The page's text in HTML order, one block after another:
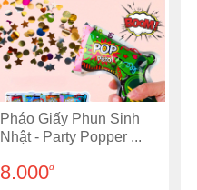
Pháo Giấy Phun Sinh
Nhật - Party Popper ...
8.000đ